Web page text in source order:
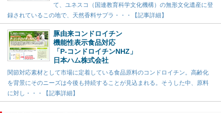
て、ユネスコ（国連教育科学文化機構）の無形文化遺産に登
録されているこの地で、天然香料サプラ・・・【記事詳細】
豚由来コンドロイチン
機能性表示食品対応
「P-コンドロイチンNHZ」
日本ハム株式会社
関節対応素材として市場に定着している食品原料のコンドロイチン。高齢化
を背景にそのニーズは今後も持続することが見込まれる。そうした中、原料
に対し・・・【記事詳細】